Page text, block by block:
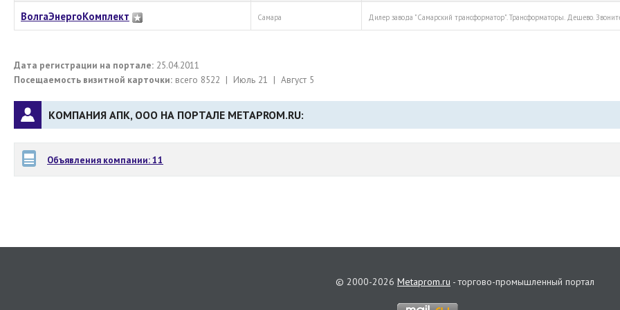
ВолгаЭнергоКомплект Самара Дилер завода "Самарский трансформатор". Трансформаторы. Дешево.
Дата регистрации на портале: 25.04.2011
Посещаемость визитной карточки: всего 8522 | Июль 21 | Август 5
КОМПАНИЯ АПК, ООО НА ПОРТАЛЕ METAPROM.RU:
Объявления компании: 11
© 2000-2026 Metaprom.ru - торгово-промышленный портал